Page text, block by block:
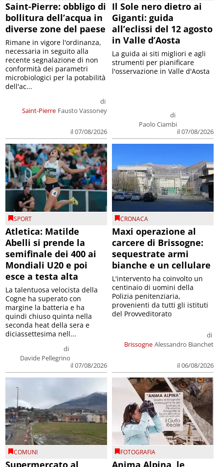
Saint-Pierre: obbligo di
bollitura dell’acqua in
diverse zone del paese
Saint-Pierre
di
Fausto Vassoney
il 07/08/2026
Rimane in vigore l'ordinanza,
necessaria in seguito alla
recente segnalazione di non
conformità dei parametri
microbiologici per la potabilità
dell'ac...
Il Sole nero dietro ai
Giganti: guida
all’eclissi del 12 agosto
in Valle d’Aosta
di
Paolo Ciambi
il 07/08/2026
La guida ai siti migliori e agli
strumenti per pianificare
l'osservazione in Valle d'Aosta
SPORT
Atletica: Matilde
Abelli si prende la
semifinale dei 400 ai
Mondiali U20 e poi
esce a testa alta
di
Davide Pellegrino
il 07/08/2026
La talentuosa velocista della
Cogne ha superato con
margine la batteria e ha
quindi chiuso quinta nella
seconda heat della sera e
diciassettesima nell...
CRONACA
Maxi operazione al
carcere di Brissogne:
sequestrate armi
bianche e un cellulare
Brissogne
di
Alessandro Bianchet
il 06/08/2026
L'intervento ha coinvolto un
centinaio di uomini della
Polizia penitenziaria,
provenienti da tutti gli istituti
del Provveditorato
COMUNI FOTOGRAFIA